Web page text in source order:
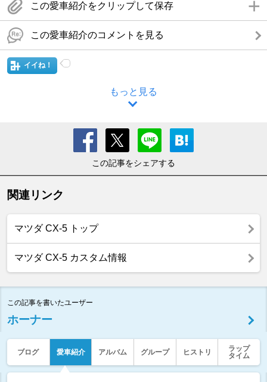
この愛車紹介をクリップして保存
この愛車紹介のコメントを見る
イイね！
もっと見る
この記事をシェアする
関連リンク
マツダ CX-5 トップ
マツダ CX-5 カスタム情報
この記事を書いたユーザー
ホーナー
ブログ 愛車紹介 アルバム グループ ヒストリ
ラップ
タイム